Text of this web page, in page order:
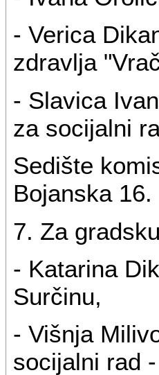
- Verica
zdravlja
- Slavica
za socijalni
Sedište
Bojanska 16.
7. Za
- Katarina
Surčinu,
- Višnja
socijalni rad